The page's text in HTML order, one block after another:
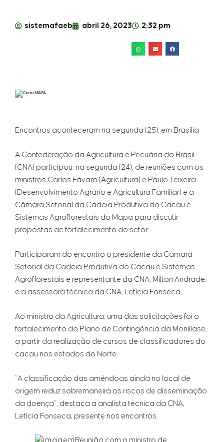
sistemafaeb abril 26, 2023 2:32 pm
Encontros aconteceram na segunda (25), em Brasília
A Confederação da Agricultura e Pecuária do Brasil
(CNA) participou, na segunda (24), de reuniões com os
ministros Carlos Fávaro (Agricultura) e Paulo Teixeira
(Desenvolvimento Agrário e Agricultura Familiar) e a
Câmara Setorial da Cadeia Produtiva do Cacau e
Sistemas Agroflorestais do Mapa para discutir
propostas de fortalecimento do setor.
Participaram do encontro o presidente da Câmara
Setorial da Cadeia Produtiva do Cacau e Sistemas
Agroflorestais e representante da CNA, Milton Andrade,
e a assessora técnica da CNA, Letícia Fonseca.
Ao ministro da Agricultura, uma das solicitações foi o
fortalecimento do Plano de Contingência da Monilíase,
a partir da realização de cursos de classificadores do
cacau nos estados do Norte.
“A classificação das amêndoas ainda no local de
origem reduz sobremaneira os riscos de disseminação
da doença”, destaca a analista técnica da CNA,
Letícia Fonseca, presente nos encontros.
Reunião com o ministro de